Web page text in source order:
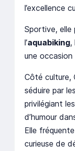
l’excellence
Sportive, elle
l’aquabiking,
une occasion
Côté culture,
séduire par les
privilégiant
d’humour
Elle
curieuse de